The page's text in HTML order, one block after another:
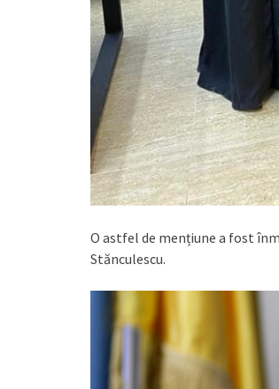
O astfel de mențiune a fost
Stănculescu.